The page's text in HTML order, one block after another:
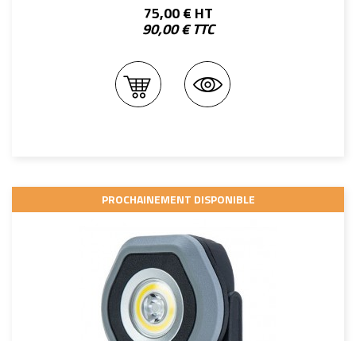
75,00 € HT
90,00 € TTC
PROCHAINEMENT DISPONIBLE